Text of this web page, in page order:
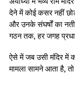
देने में कोई कसर नहीं
और उनके संघर्षों का
गठन तक, हर जगह
ऐसे में जब उसी मंदिर में
मामला सामने आता है,